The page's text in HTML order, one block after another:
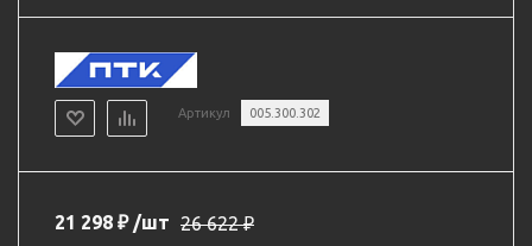
Артикул 005.300.302
21 298 ₽ /шт 26 622₽